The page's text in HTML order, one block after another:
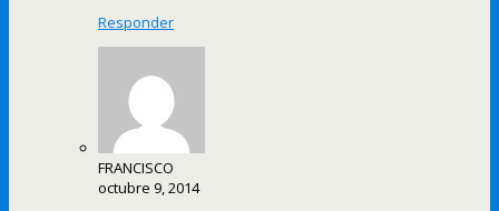
Responder
FRANCISCO
octubre 9, 2014